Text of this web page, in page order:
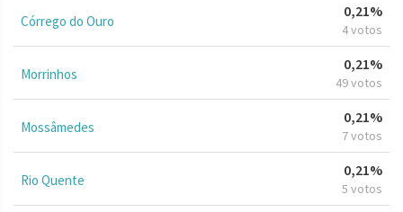
Córrego do Ouro
0,21%
4 votos
Morrinhos
0,21%
49 votos
Mossâmedes
0,21%
7 votos
Rio Quente
0,21%
5 votos